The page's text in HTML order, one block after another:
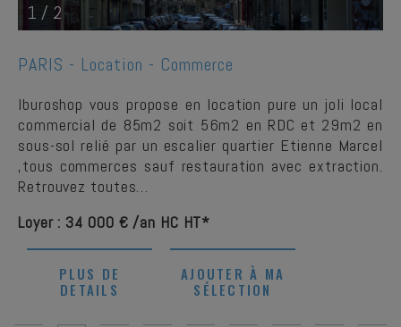
1 / 2
PARIS - Location - Commerce
Iburoshop vous propose en location pure un joli local
commercial de 85m2 soit 56m2 en RDC et 29m2 en
sous-sol relié par un escalier quartier Etienne Marcel
,tous commerces sauf restauration avec extraction.
Retrouvez toutes…
Loyer : 34 000 € /an HC HT*
PLUS DE
DETAILS
AJOUTER À MA
SÉLECTION